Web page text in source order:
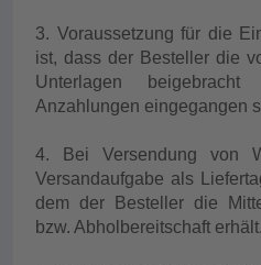
3. Voraussetzung für die
ist, dass der Besteller die
Unterlagen
Anzahlungen eingegangen
4. Bei Versendung von
Versandaufgabe als
dem der Besteller die
bzw. Abholbereitschaft erhält.